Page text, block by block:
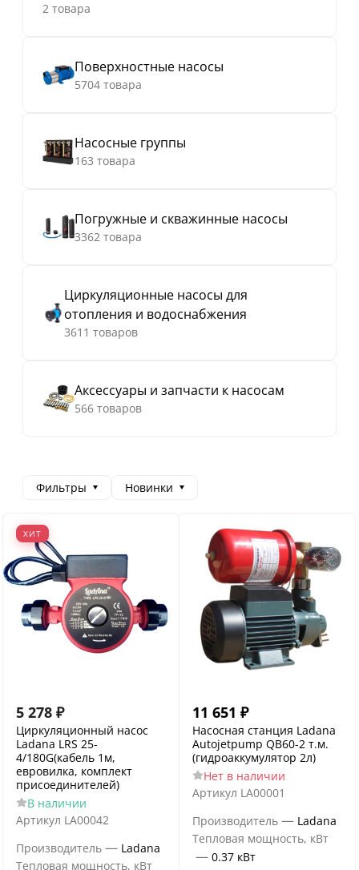
2 товара
Поверхностные насосы
5704 товара
Насосные группы
163 товара
Погружные и скважинные насосы
3362 товара
Циркуляционные насосы для
отопления и водоснабжения
3611 товаров
Аксессуары и запчасти к насосам
566 товаров
Фильтры Новинки
ХИТ
5 278 ₽
Циркуляционный насос
Ladana LRS 25-
4/180G(кабель 1м,
евровилка, комплект
присоединителей)
В наличии
Артикул LA00042
Производитель — Ladana
Тепловая мощность, кВт
11 651 ₽
Насосная станция Ladana
Autojetpump QB60-2 т.м.
(гидроаккумулятор 2л)
Нет в наличии
Артикул LA00001
Производитель — Ladana
Тепловая мощность, кВт
— 0.37 кВт